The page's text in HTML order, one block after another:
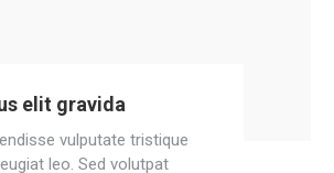
elit gravida
vulputate tristique
leo. Sed volutpat